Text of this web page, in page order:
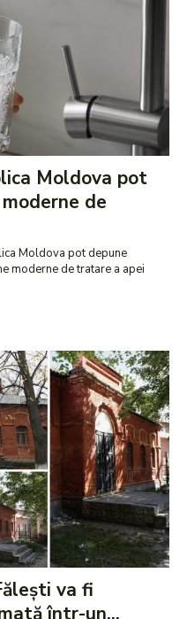
Moldova pot
de
Moldova pot depune
moderne de tratare a apei
va fi
într-un...